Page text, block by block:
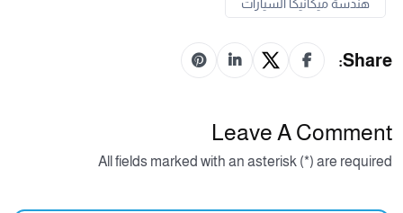
هندسة ميكانيكا السيارات
Share:
Leave A Comment
All fields marked with an asterisk (*) are required